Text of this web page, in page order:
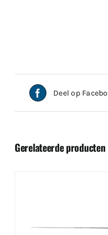
Deel op
Gerelateerde producten